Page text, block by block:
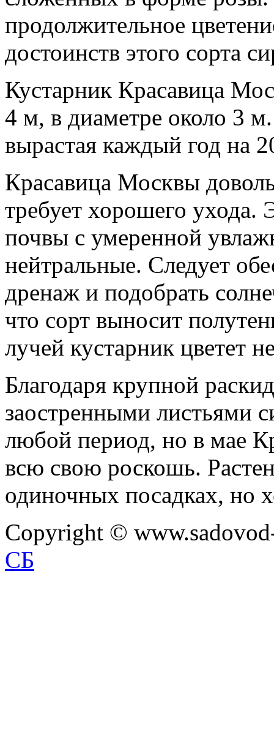
продолжительное
достоинств этого сорта
Кустарник Красавица
4 м, в диаметре около 3
вырастая каждый год на
Красавица Москвы
требует хорошего ухода.
почвы с умеренной
нейтральные. Следует
дренаж и подобрать
что сорт выносит
лучей кустарник цветет
Благодаря крупной
заостренными листьями
любой период, но в мае
всю свою роскошь.
одиночных посадках, но
Copyright ©
СБ